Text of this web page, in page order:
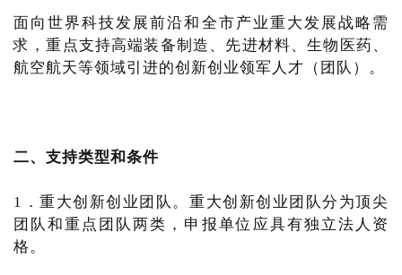
面向世界科技发展前沿和全市产业重大发展战略需
求，重点支持高端装备制造、先进材料、生物医药、
航空航天等领域引进的创新创业领军人才（团队）。
二、支持类型和条件
1．重大创新创业团队。重大创新创业团队分为顶尖
团队和重点团队两类，申报单位应具有独立法人资
格。